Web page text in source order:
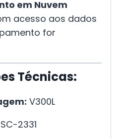
em Nuvem
acesso aos dados
for
Técnicas:
V300L
SC-2331